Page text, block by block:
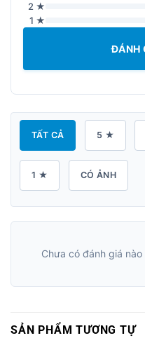
2 ★
1 ★
ĐÁNH
TẤT CẢ 5 ★
1 ★ CÓ ẢNH
Chưa có đánh giá
SẢN PHẨM TƯƠNG TỰ